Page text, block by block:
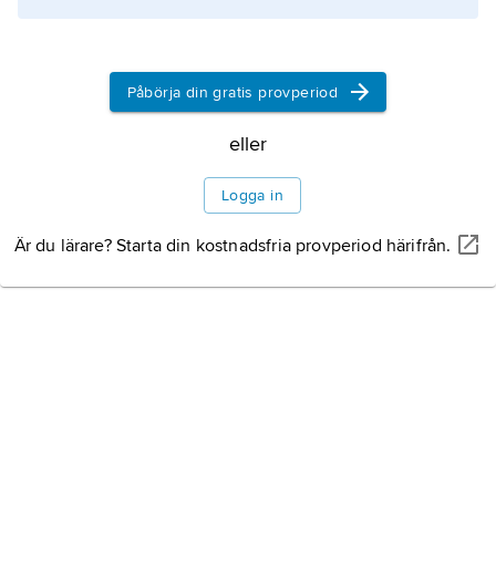
Påbörja din gratis provperiod
eller
Logga in
Är du lärare? Starta din kostnadsfria provperiod härifrån.